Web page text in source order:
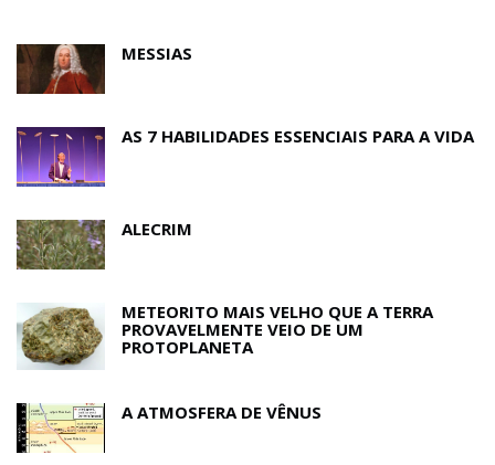
MESSIAS
AS 7 HABILIDADES ESSENCIAIS PARA A VIDA
ALECRIM
METEORITO MAIS VELHO QUE A TERRA
PROVAVELMENTE VEIO DE UM
PROTOPLANETA
A ATMOSFERA DE VÊNUS